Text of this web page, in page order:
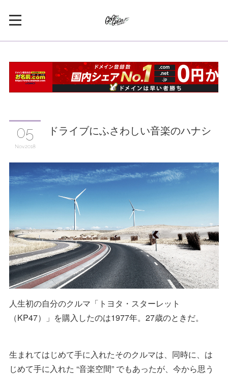
05
Nov 2018
ドライブにふさわしい音楽のハナシ
人生初の自分のクルマ「トヨタ・スターレット
（KP47）」を購入したのは1977年。27歳のときだ。
生まれてはじめて手に入れたそのクルマは、同時に、は
じめて手に入れた “音楽空間” でもあったが、今から思う